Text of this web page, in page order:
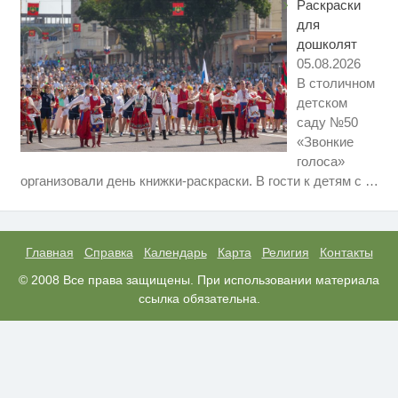
Раскраски
для
дошколят
05.08.2026
В столичном
детском
саду №50
«Звонкие
голоса»
организовали день книжки-раскраски. В гости к детям с …
Главная Справка Календарь Карта Религия
Контакты
© 2008 Все права защищены. При использовании материала
ссылка обязательна.
без слов! Пересмотрела 10 раз
i
Ролик длится пару секунд, но
вы будете в шоке от увиденного